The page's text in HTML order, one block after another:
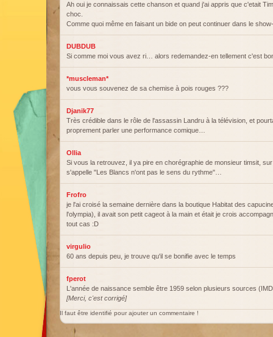
Ah oui je connaissais cette chanson et quand j'ai appris que c'etait
choc.
Comme quoi même en faisant un bide on peut continuer dans le
DUBDUB
Si comme moi vous avez ri… alors redemandez-en tellement c'est
*muscleman*
vous vous souvenez de sa chemise à pois rouges ???
Djanik77
Très crédible dans le rôle de l'assassin Landru à la télévision, et
proprement parler une performance comique…
Ollia
Si vous la retrouvez, il ya pire en chorégraphie de monsieur timsit,
s'appelle "Les Blancs n'ont pas le sens du rythme"…
Frofro
je l'ai croisé la semaine dernière dans la boutique Habitat des
l'olympia), il avait son petit cageot à la main et était je crois
tout cas :D
virgulio
60 ans depuis peu, je trouve qu'il se bonifie avec le temps
fperot
L'année de naissance semble être 1959 selon plusieurs sources
[Merci, c'est corrigé]
Il faut être identifié pour ajouter un commentaire !